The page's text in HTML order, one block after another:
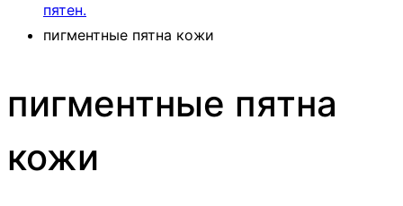
пятен.
пигментные пятна кожи
пигментные пятна
кожи